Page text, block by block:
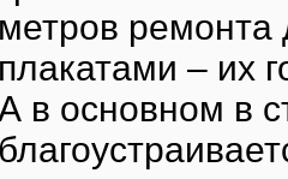
метров ремонта
плакатами – их
А в основном в